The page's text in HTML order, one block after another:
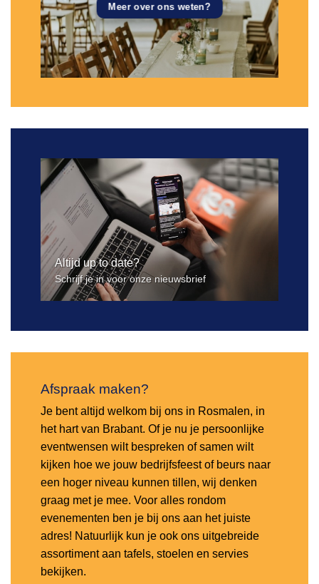
Meer over ons weten?
Altijd up to date?
Schrijf je in voor onze nieuwsbrief
Afspraak maken?
Je bent altijd welkom bij ons in Rosmalen, in
het hart van Brabant. Of je nu je persoonlijke
eventwensen wilt bespreken of samen wilt
kijken hoe we jouw bedrijfsfeest of beurs naar
een hoger niveau kunnen tillen, wij denken
graag met je mee. Voor alles rondom
evenementen ben je bij ons aan het juiste
adres! Natuurlijk kun je ook ons uitgebreide
assortiment aan tafels, stoelen en servies
bekijken.